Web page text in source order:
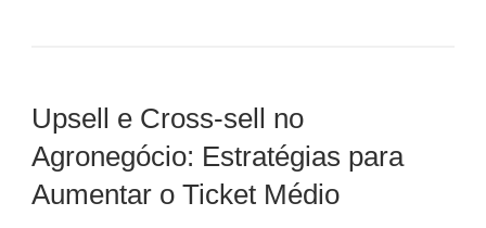
Upsell e Cross-sell no
Agronegócio: Estratégias para
Aumentar o Ticket Médio